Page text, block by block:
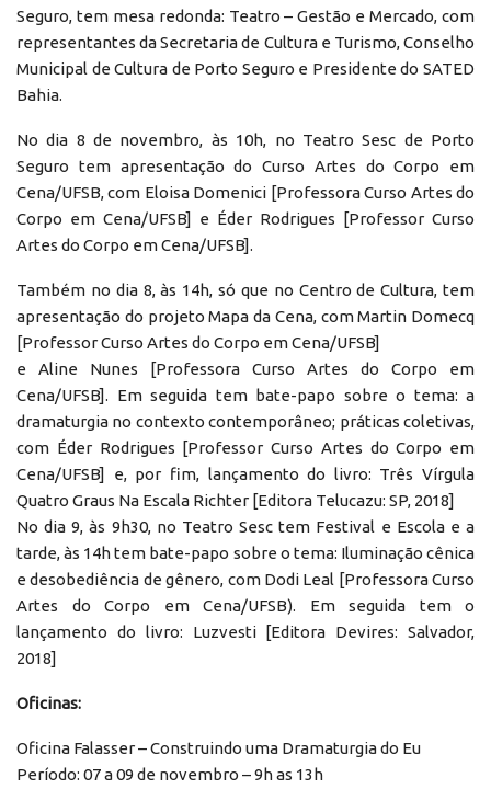
Seguro, tem mesa redonda: Teatro – Gestão e Mercado, com
representantes da Secretaria de Cultura e Turismo, Conselho
Municipal de Cultura de Porto Seguro e Presidente do SATED
Bahia.
No dia 8 de novembro, às 10h, no Teatro Sesc de Porto
Seguro tem apresentação do Curso Artes do Corpo em
Cena/UFSB, com Eloisa Domenici [Professora Curso Artes do
Corpo em Cena/UFSB] e Éder Rodrigues [Professor Curso
Artes do Corpo em Cena/UFSB].
Também no dia 8, às 14h, só que no Centro de Cultura, tem
apresentação do projeto Mapa da Cena, com Martin Domecq
[Professor Curso Artes do Corpo em Cena/UFSB]
e Aline Nunes [Professora Curso Artes do Corpo em
Cena/UFSB]. Em seguida tem bate-papo sobre o tema: a
dramaturgia no contexto contemporâneo; práticas coletivas,
com Éder Rodrigues [Professor Curso Artes do Corpo em
Cena/UFSB] e, por fim, lançamento do livro: Três Vírgula
Quatro Graus Na Escala Richter [Editora Telucazu: SP, 2018]
No dia 9, às 9h30, no Teatro Sesc tem Festival e Escola e a
tarde, às 14h tem bate-papo sobre o tema: Iluminação cênica
e desobediência de gênero, com Dodi Leal [Professora Curso
Artes do Corpo em Cena/UFSB). Em seguida tem o
lançamento do livro: Luzvesti [Editora Devires: Salvador,
2018]
Oficinas:
Oficina Falasser – Construindo uma Dramaturgia do Eu
Período: 07 a 09 de novembro – 9h as 13h